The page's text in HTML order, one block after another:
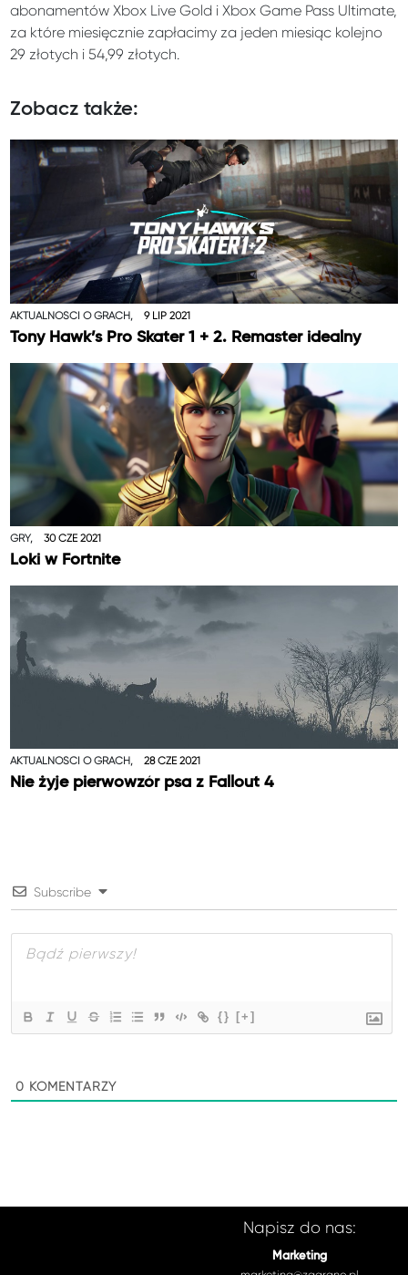
abonamentów Xbox Live Gold i Xbox Game Pass Ultimate,
za które miesięcznie zapłacimy za jeden miesiąc kolejno
29 złotych i 54,99 złotych.
Zobacz także:
AKTUALNOŚCI O GRACH, 9 LIP 2021
Tony Hawk’s Pro Skater 1 + 2. Remaster idealny
GRY, 30 CZE 2021
Loki w Fortnite
AKTUALNOŚCI O GRACH, 28 CZE 2021
Nie żyje pierwowzór psa z Fallout 4
Subscribe
{} [+]
0 KOMENTARZY
Napisz do nas:
Marketing